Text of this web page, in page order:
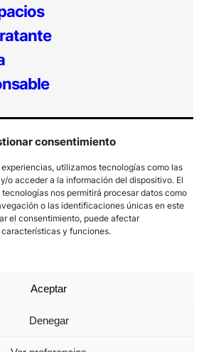
consentimiento
utilizamos tecnologías como las
o acceder a la información del dispositivo. El
nos permitirá procesar datos como
o las identificaciones únicas en este
el consentimiento, puede afectar
y funciones.
Aceptar
Denegar
Gijón